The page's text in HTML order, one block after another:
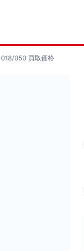
018/050 買取価格